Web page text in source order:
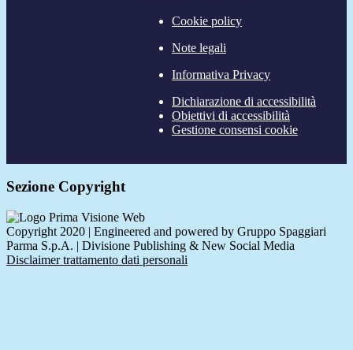
Cookie policy
Note legali
Informativa Privacy
Dichiarazione di accessibilità
Obiettivi di accessibilità
Gestione consensi cookie
Sezione Copyright
Copyright 2020 | Engineered and powered by Gruppo Spaggiari
Parma S.p.A. | Divisione Publishing & New Social Media
Disclaimer trattamento dati personali